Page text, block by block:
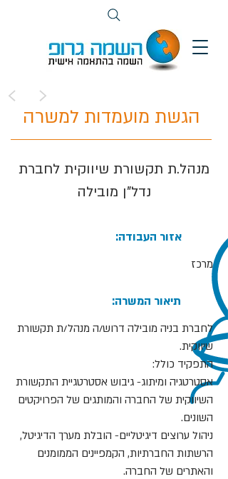
< >
הגשת מועמדות למשרה
מנהל.ת תקשורת שיווקית לחברת
נדל"ן מובילה
:אזור העבודה
מרכז
:תיאור המשרה
לחברת בניה מובילה דרוש/ה מנהל/ת תקשורת
שיווקית.
התפקיד כולל:
אסטרטגיה ומיתוג- גיבוש אסטרטגיית התקשורת
השיווקית של החברה והמותגים של הפרויקטים
השונים.
ניהול ערוצים דיגיטליים- הובלת מערך הדיגיטל,
הרשתות החברתיות, הקמפיינים הממומנים
והאתרים של החברה.